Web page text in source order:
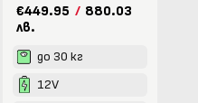
€449.95 / 880.03
лв.
до 30 кг
12V